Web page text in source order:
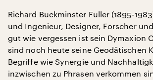
Richard Buckminster Fuller (1895-
und Ingenieur, Designer, Forscher
gut wie vergessen ist sein Dymaxion
sind noch heute seine Geodätischen
Begriffe wie Synergie und
inzwischen zu Phrasen verkommen